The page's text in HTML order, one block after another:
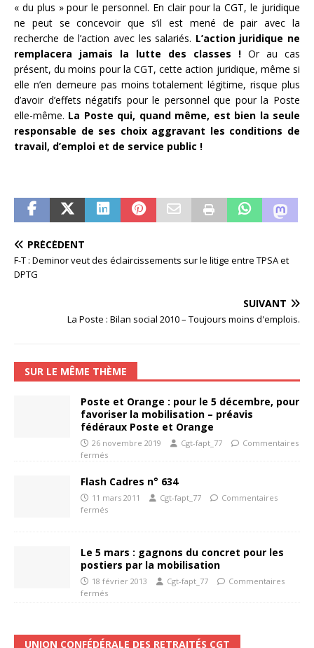
« du plus » pour le personnel. En clair pour la CGT, le juridique
ne peut se concevoir que s’il est mené de pair avec la
recherche de l’action avec les salariés. L’action juridique ne
remplacera jamais la lutte des classes ! Or au cas
présent, du moins pour la CGT, cette action juridique, même si
elle n’en demeure pas moins totalement légitime, risque plus
d’avoir d’effets négatifs pour le personnel que pour la Poste
elle-même. La Poste qui, quand même, est bien la seule
responsable de ses choix aggravant les conditions de
travail, d’emploi et de service public !
PRÉCÉDENT
F-T : Deminor veut des éclaircissements sur le litige entre TPSA et
DPTG
SUIVANT
La Poste : Bilan social 2010 – Toujours moins d'emplois.
SUR LE MÊME THÈME
Poste et Orange : pour le 5 décembre, pour
favoriser la mobilisation – préavis
fédéraux Poste et Orange
26 novembre 2019 Cgt-fapt_77
Commentaires
fermés
Flash Cadres n° 634
11 mars 2011 Cgt-fapt_77
Commentaires
fermés
Le 5 mars : gagnons du concret pour les
postiers par la mobilisation
18 février 2013 Cgt-fapt_77
Commentaires
fermés
UNION CONFÉDÉRALE DES RETRAITÉS CGT